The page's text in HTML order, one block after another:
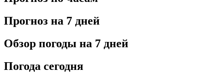
Прогноз на 7 дней
Обзор погоды на 7 дней
Погода сегодня